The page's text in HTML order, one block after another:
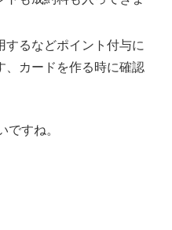
するなどポイント付与に
、カードを作る時に確認
ですね。